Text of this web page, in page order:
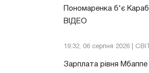
Пономаренка б'є
ВІДЕО
19:32, 06 серпня 2026 |
Зарплата рівня Мбаппе